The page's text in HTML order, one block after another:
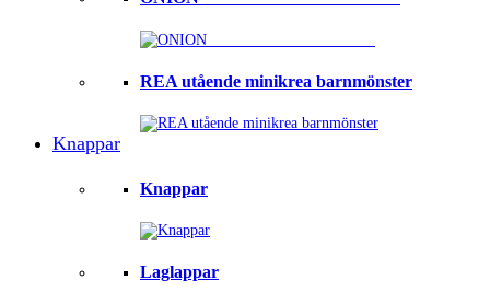
REA utående minikrea barnmönster
Knappar
Knappar
Laglappar